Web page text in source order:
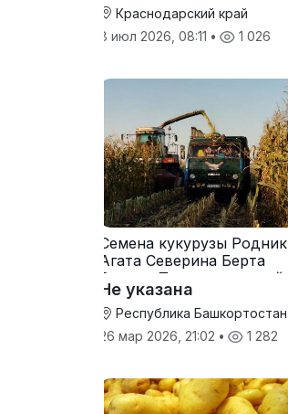
Краснодарский край
8 июл 2026, 08:11 • 1 026
Семена кукурузы Родник
Агата Северина Берта
Вилора Прохладненский
Дарина Росс Машук
Катерина
Не указана
Республика Башкортостан
26 мар 2026, 21:02 • 1 282